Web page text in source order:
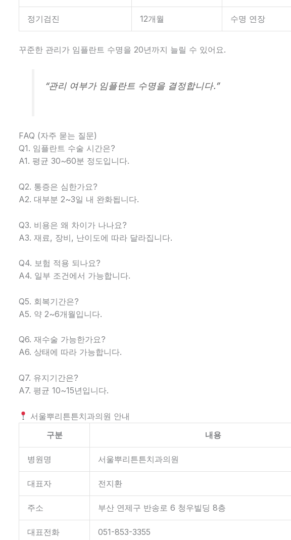
정기검진 12개월 수명 연장
꾸준한 관리가 임플란트 수명을 20년까지 늘릴 수 있어요.
“관리 여부가 임플란트 수명을 결정합니다.”
FAQ (자주 묻는 질문)
Q1. 임플란트 수술 시간은?
A1. 평균 30~60분 정도입니다.
Q2. 통증은 심한가요?
A2. 대부분 2~3일 내 완화됩니다.
Q3. 비용은 왜 차이가 나나요?
A3. 재료, 장비, 난이도에 따라 달라집니다.
Q4. 보험 적용 되나요?
A4. 일부 조건에서 가능합니다.
Q5. 회복기간은?
A5. 약 2~6개월입니다.
Q6. 재수술 가능한가요?
A6. 상태에 따라 가능합니다.
Q7. 유지기간은?
A7. 평균 10~15년입니다.
서울뿌리튼튼치과의원 안내
구분
내용
병원명 서울뿌리튼튼치과의원
대표자 전지환
주소 부산 연제구 반송로 6 청우빌딩 8층
대표전화 051-853-3355